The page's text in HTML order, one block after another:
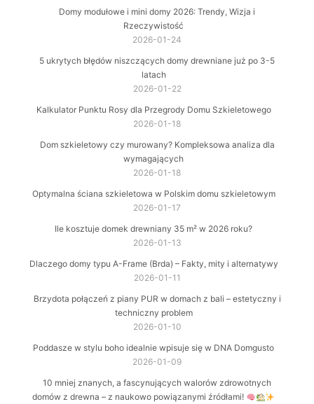
Domy modułowe i mini domy 2026: Trendy, Wizja i
Rzeczywistość
2026-01-24
5 ukrytych błędów niszczących domy drewniane już po 3-5
latach
2026-01-22
Kalkulator Punktu Rosy dla Przegrody Domu Szkieletowego
2026-01-18
Dom szkieletowy czy murowany? Kompleksowa analiza dla
wymagających
2026-01-18
Optymalna ściana szkieletowa w Polskim domu szkieletowym
2026-01-17
Ile kosztuje domek drewniany 35 m² w 2026 roku?
2026-01-13
Dlaczego domy typu A-Frame (Brda) – Fakty, mity i alternatywy
2026-01-11
Brzydota połączeń z piany PUR w domach z bali – estetyczny i
techniczny problem
2026-01-10
Poddasze w stylu boho idealnie wpisuje się w DNA Domgusto
2026-01-09
10 mniej znanych, a fascynujących walorów zdrowotnych
domów z drewna – z naukowo powiązanymi źródłami!